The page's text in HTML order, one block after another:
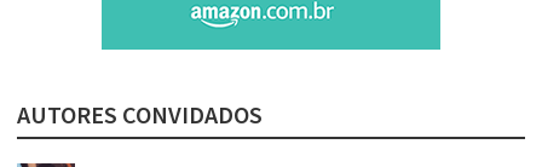
AUTORES CONVIDADOS